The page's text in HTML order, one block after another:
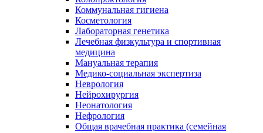
Коммунальная гигиена
Косметология
Лабораторная генетика
Лечебная физкультура и спортивная
медицина
Мануальная терапия
Медико-социальная экспертиза
Неврология
Нейрохирургия
Неонатология
Нефрология
Общая врачебная практика (семейная